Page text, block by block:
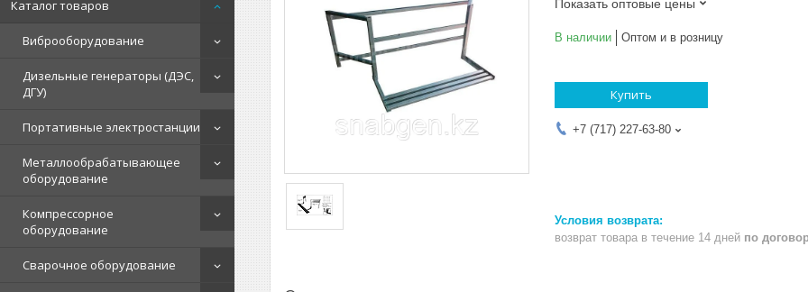
Каталог товаров
Виброоборудование
Дизельные генераторы (ДЭС,
ДГУ)
Портативные электростанции
Металлообрабатывающее
оборудование
Компрессорное
оборудование
Сварочное оборудование
Показать оптовые цены
В наличии Оптом и в розницу
Купить
+7 (717) 227-63-80
возврат товара в течение 14 дней по